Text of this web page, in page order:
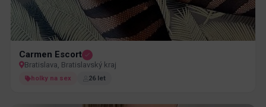
Carmen Escort
Bratislava, Bratislavský kraj
holky na sex 26 let